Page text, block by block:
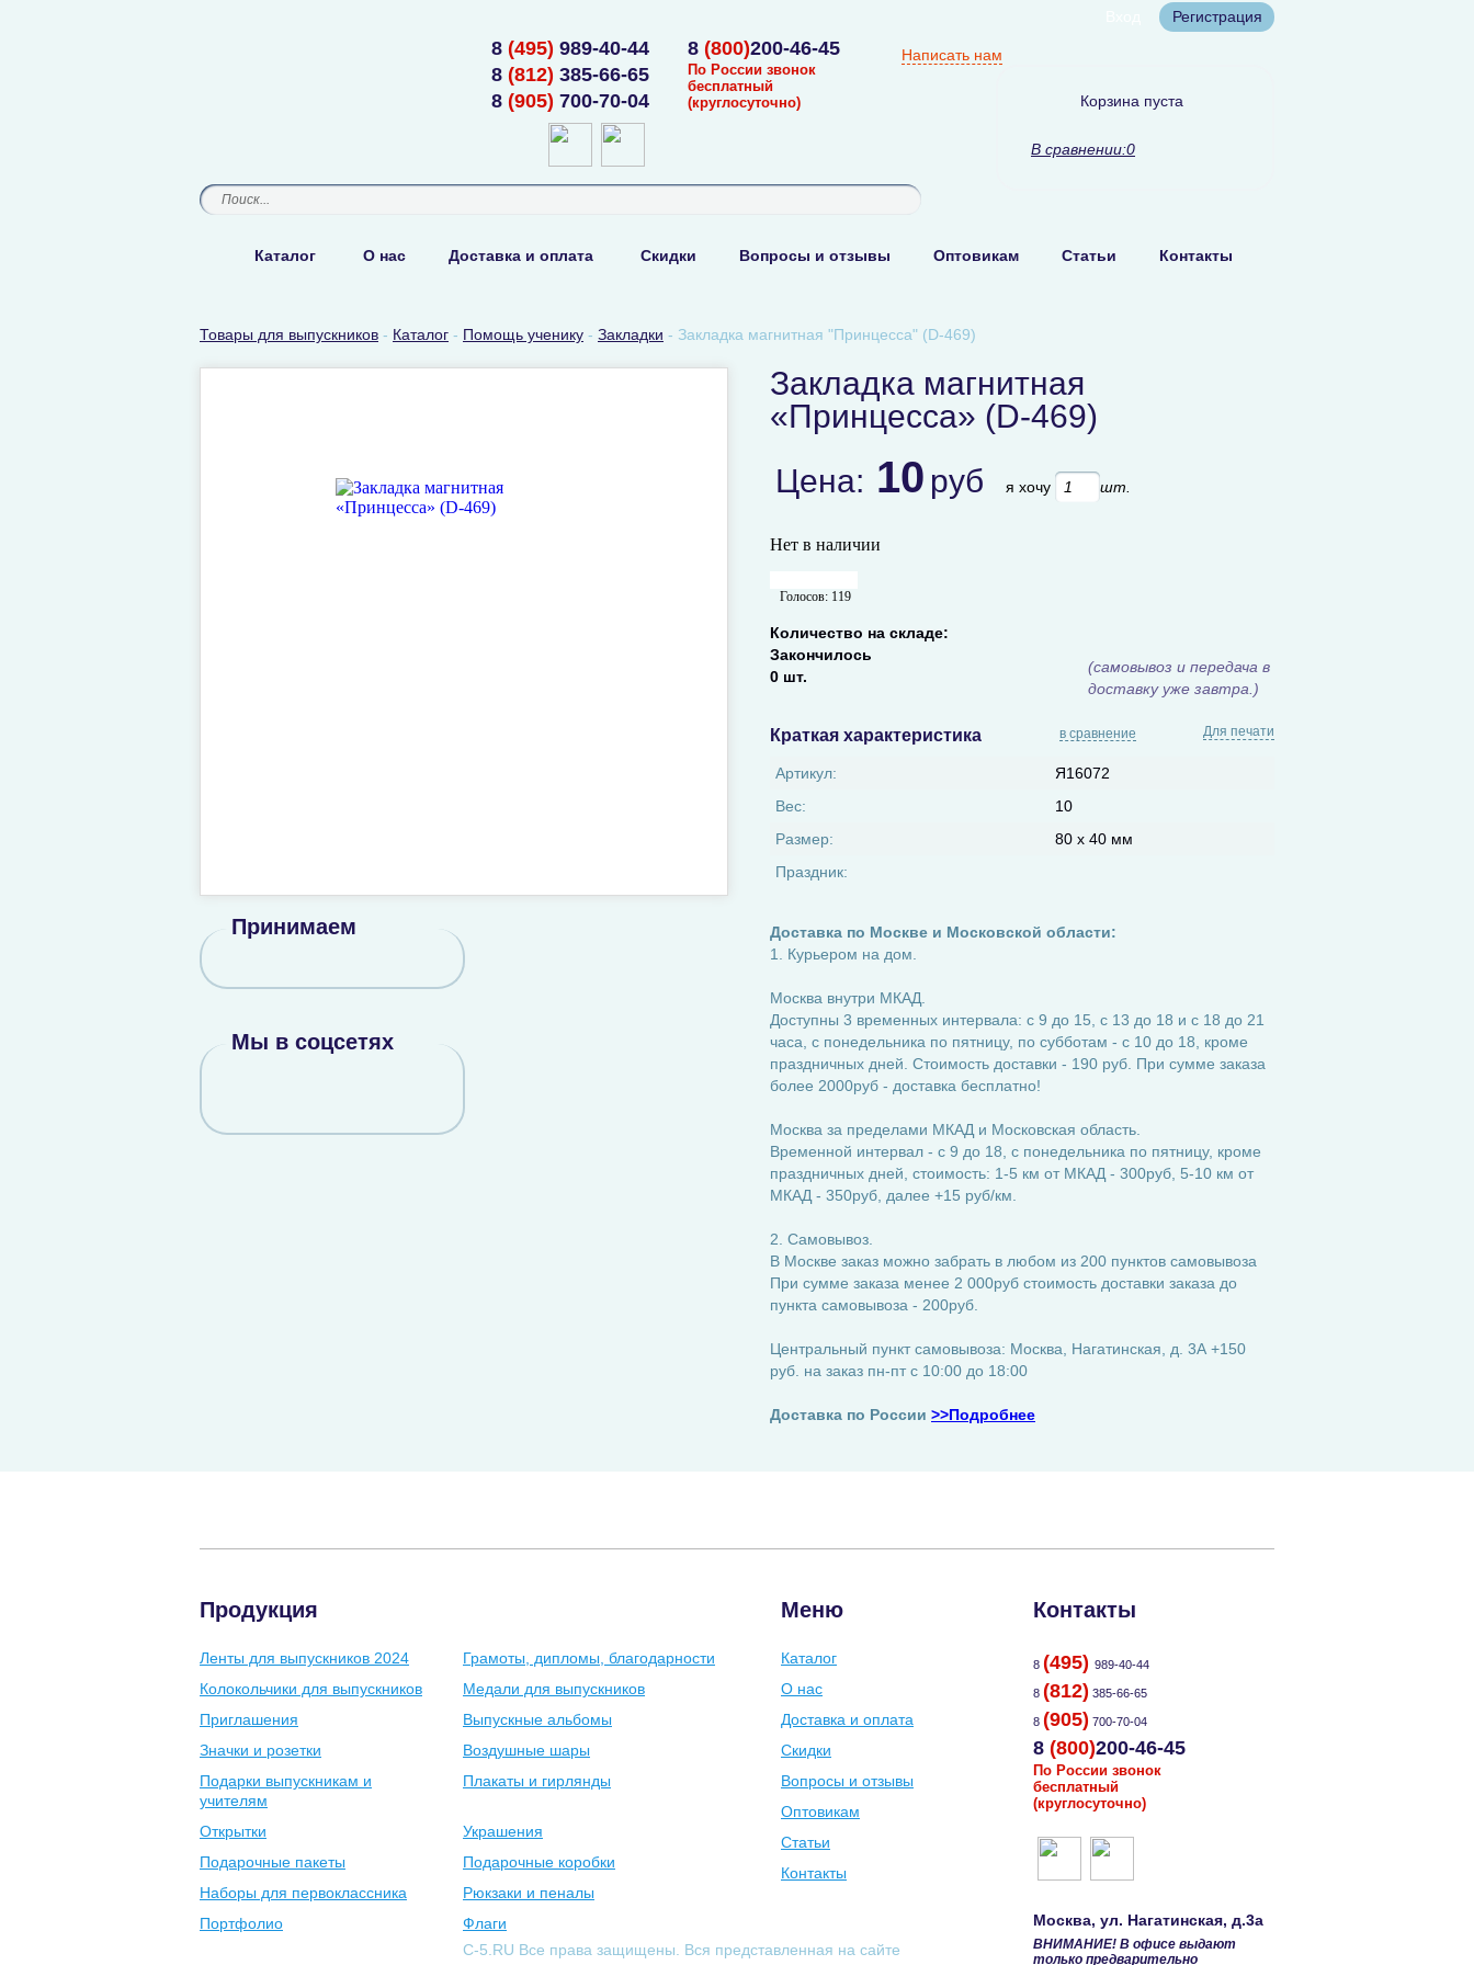
Регистрация
8 (495) 989-40-44
8 (812) 385-66-65
8 (905) 700-70-04
8 (800)200-46-45
По России звонок
бесплатный
(круглосуточно)
Написать нам
Корзина пуста
В сравнении:0
Каталог О нас Доставка и оплата Скидки Вопросы и отзывы Оптовикам Статьи Контакты
Товары для выпускников - Каталог - Помощь ученику - Закладки - Закладка магнитная "Принцесса" (D-469)
Закладка магнитная
«Принцесса» (D-469)
Цена: 10 руб я хочу шт.
Нет в наличии
Голосов: 119
Количество на складе:
Закончилось
0 шт.
(самовывоз и передача в
доставку уже завтра.)
Краткая характеристика Для печати
в сравнение
Артикул:
Я16072
Вес:
10
Размер:
80 х 40 мм
Праздник:
Доставка по Москве и Московской области:
1. Курьером на дом.
Москва внутри МКАД.
Доступны 3 временных интервала: с 9 до 15, с 13 до 18 и с 18 до 21
часа, с понедельника по пятницу, по субботам - с 10 до 18, кроме
праздничных дней. Стоимость доставки - 190 руб. При сумме заказа
более 2000руб - доставка бесплатно!
Москва за пределами МКАД и Московская область.
Временной интервал - с 9 до 18, с понедельника по пятницу, кроме
праздничных дней, стоимость: 1-5 км от МКАД - 300руб, 5-10 км от
МКАД - 350руб, далее +15 руб/км.
2. Самовывоз.
В Москве заказ можно забрать в любом из 200 пунктов самовывоза
При сумме заказа менее 2 000руб стоимость доставки заказа до
пункта самовывоза - 200руб.
Центральный пункт самовывоза: Москва, Нагатинская, д. 3А +150
руб. на заказ пн-пт с 10:00 до 18:00
Доставка по России >>Подробнее
Принимаем
Мы в соцсетях
Продукция
Ленты для выпускников 2024
Грамоты, дипломы, благодарности
Колокольчики для выпускников
Медали для выпускников
Приглашения
Выпускные альбомы
Значки и розетки
Воздушные шары
Подарки выпускникам и
учителям
Плакаты и гирлянды
Открытки
Украшения
Подарочные пакеты
Подарочные коробки
Наборы для первоклассника
Рюкзаки и пеналы
Портфолио
Флаги
Меню
Каталог
О нас
Доставка и оплата
Скидки
Вопросы и отзывы
Оптовикам
Статьи
Контакты
Контакты
8 (495) 989-40-44
8 (812) 385-66-65
8 (905) 700-70-04
8 (800)200-46-45
По России звонок
бесплатный
(круглосуточно)
Москва, ул. Нагатинская, д.3а
ВНИМАНИЕ! В офисе выдают
только предварительно
С-5.RU Все права защищены. Вся представленная на сайте